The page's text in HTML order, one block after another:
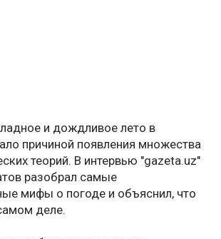
и дождливое лето в
причиной появления множества
теорий. В интервью "gazeta.uz"
разобрал самые
мифы о погоде и объяснил, что
деле.